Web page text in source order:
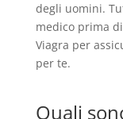
degli uomini.
medico prima
Viagra per
per te.
Quali